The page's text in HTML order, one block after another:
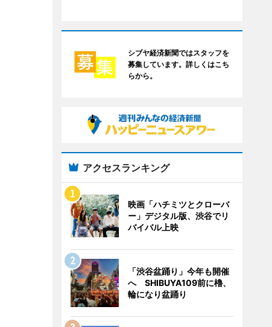
シブヤ経済新聞ではスタッフを
募集しています。詳しくはこち
らから。
アクセスランキング
映画「ハチミツとクローバ
ー」デジタル版、渋谷でリ
バイバル上映
「渋谷盆踊り」今年も開催
へ SHIBUYA109前に櫓、
輪になり盆踊り